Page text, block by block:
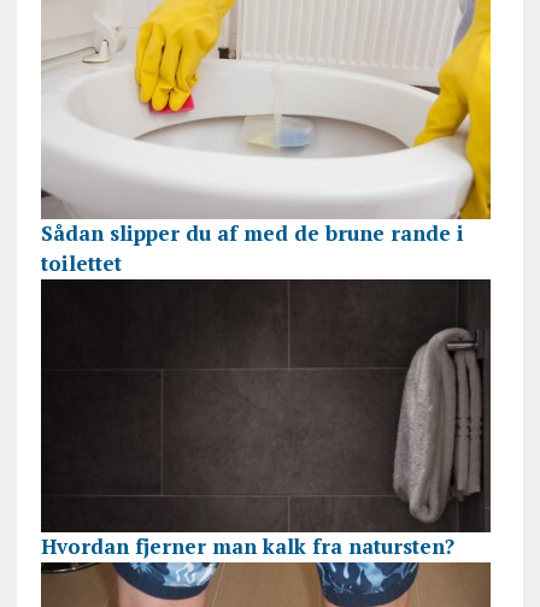
Sådan slipper du af med de brune rande i
toilettet
Hvordan fjerner man kalk fra natursten?